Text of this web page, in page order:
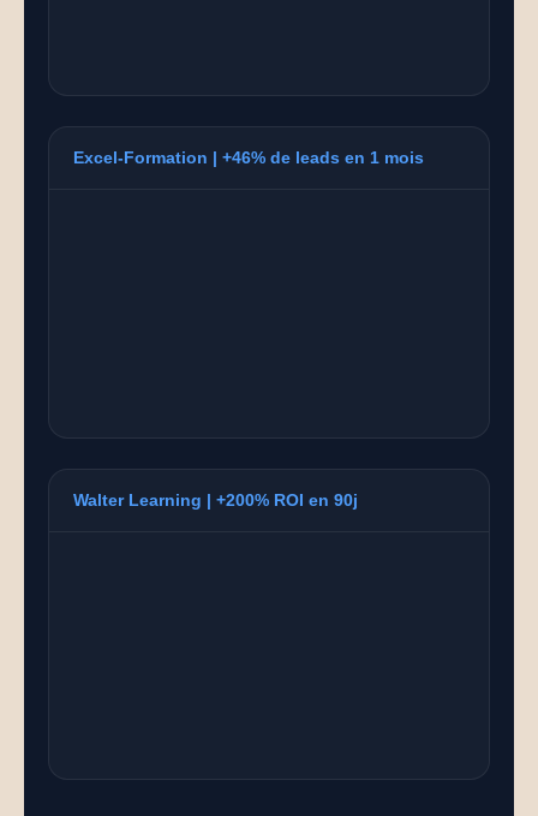
Excel-Formation | +46% de leads en 1 mois
Walter Learning | +200% ROI en 90j